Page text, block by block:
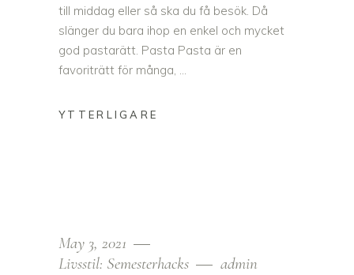
till middag eller så ska du få besök. Då
slänger du bara ihop en enkel och mycket
god pastarätt. Pasta Pasta är en
favoriträtt för många,
May 3, 2021
Livsstil: Semesterhacks
admin